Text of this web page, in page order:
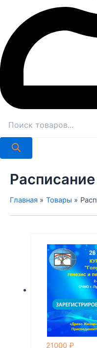
Главная Товары
21000 ₽